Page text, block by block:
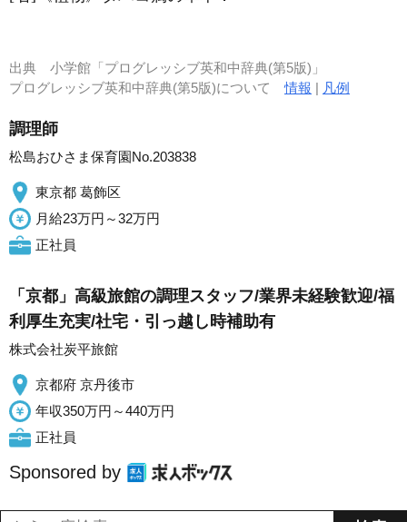
出典 小学館「プログレッシブ英和中辞典(第5版)」
プログレッシブ英和中辞典(第5版)について情報 | 凡例
調理師
松島おひさま保育園No.203838
東京都 葛飾区
月給23万円～32万円
正社員
「京都」高級旅館の調理スタッフ/業界未経験歓迎/福
利厚生充実/社宅・引っ越し時補助有
株式会社炭平旅館
京都府 京丹後市
年収350万円～440万円
正社員
Sponsored by